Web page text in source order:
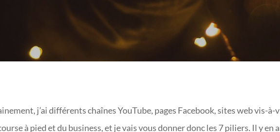
j’ai différents chaînes YouTube, pages Facebook, sites web vis-à-
à pied et du business, et je vais vous donner donc les 7 piliers. Il y en a